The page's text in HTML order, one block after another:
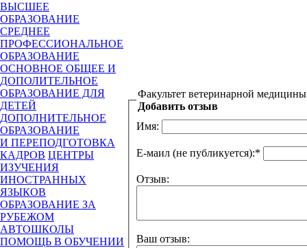
ВЫСШЕЕ
ОБРАЗОВАНИЕ
СРЕДНЕЕ
ПРОФЕССИОНАЛЬНОЕ
ОБРАЗОВАНИЕ
ОСНОВНОЕ ОБЩЕЕ И
ДОПОЛИТЕЛЬНОЕ
ОБРАЗОВАНИЕ ДЛЯ
ДЕТЕЙ
ДОПОЛНИТЕЛЬНОЕ
ОБРАЗОВАНИЕ
И ПЕРЕПОДГОТОВКА
КАДРОВ ЦЕНТРЫ
ИЗУЧЕНИЯ
ИНОСТРАННЫХ
ЯЗЫКОВ
ОБРАЗОВАНИЕ ЗА
РУБЕЖОМ
АВТОШКОЛЫ
ПОМОЩЬ В ОБУЧЕНИИ
Факультет ветеринарной
Добавить отзыв
Имя:
Е-маил (не публикуется):*
Отзыв:
Ваш отзыв: